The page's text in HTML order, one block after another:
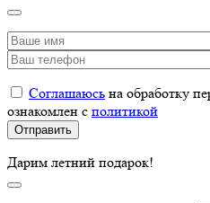
Соглашаюсь на обработку
ознакомлен с политикой
Дарим летний подарок!